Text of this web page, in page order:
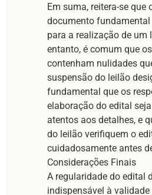
Em suma, reitera-se que
documento fundamental
para a realização de um
entanto, é comum que
contenham nulidades
suspensão do leilão
fundamental que os
elaboração do edital
atentos aos detalhes, e
do leilão verifiquem o
cuidadosamente antes
Considerações Finais
A regularidade do edital
indispensável à validade